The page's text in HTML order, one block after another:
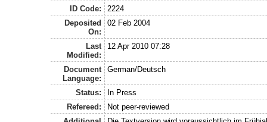
ID Code:
2224
Deposited
On:
02 Feb 2004
Last
Modified:
12 Apr 2010 07:28
Document
Language:
German/Deutsch
Status:
In Press
Refereed:
Not peer-reviewed